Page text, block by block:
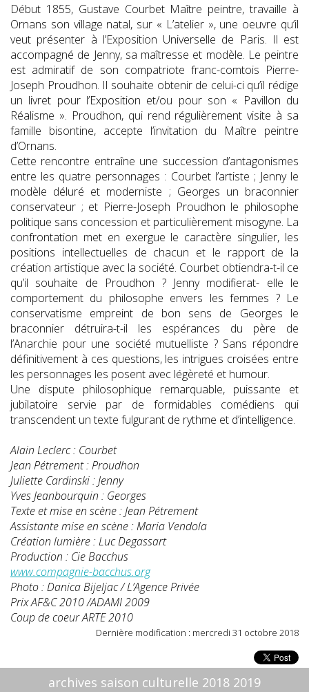
Début 1855, Gustave Courbet Maître peintre, travaille à
Ornans son village natal, sur « L’atelier », une oeuvre qu’il
veut présenter à l’Exposition Universelle de Paris. Il est
accompagné de Jenny, sa maîtresse et modèle. Le peintre
est admiratif de son compatriote franc-comtois Pierre-
Joseph Proudhon. Il souhaite obtenir de celui-ci qu’il rédige
un livret pour l’Exposition et/ou pour son « Pavillon du
Réalisme ». Proudhon, qui rend régulièrement visite à sa
famille bisontine, accepte l’invitation du Maître peintre
d’Ornans.
Cette rencontre entraîne une succession d’antagonismes
entre les quatre personnages : Courbet l’artiste ; Jenny le
modèle déluré et moderniste ; Georges un braconnier
conservateur ; et Pierre-Joseph Proudhon le philosophe
politique sans concession et particulièrement misogyne. La
confrontation met en exergue le caractère singulier, les
positions intellectuelles de chacun et le rapport de la
création artistique avec la société. Courbet obtiendra-t-il ce
qu’il souhaite de Proudhon ? Jenny modifierat- elle le
comportement du philosophe envers les femmes ? Le
conservatisme empreint de bon sens de Georges le
braconnier détruira-t-il les espérances du père de
l’Anarchie pour une société mutuelliste ? Sans répondre
définitivement à ces questions, les intrigues croisées entre
les personnages les posent avec légèreté et humour.
Une dispute philosophique remarquable, puissante et
jubilatoire servie par de formidables comédiens qui
transcendent un texte fulgurant de rythme et d’intelligence.
Alain Leclerc : Courbet
Jean Pétrement : Proudhon
Juliette Cardinski : Jenny
Yves Jeanbourquin : Georges
Texte et mise en scène : Jean Pétrement
Assistante mise en scène : Maria Vendola
Création lumière : Luc Degassart
Production : Cie Bacchus
www.compagnie-bacchus.org
Photo : Danica Bijeljac / L’Agence Privée
Prix AF&C 2010 /ADAMI 2009
Coup de coeur ARTE 2010
Dernière modification : mercredi 31 octobre 2018
archives saison culturelle 2018 2019